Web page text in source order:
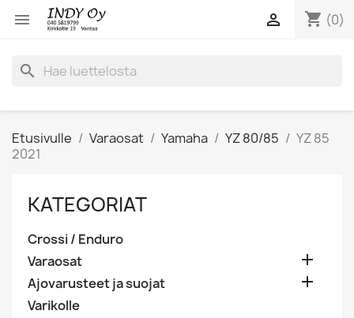
 shopping_cart (0)

search
Etusivulle Varaosat Yamaha YZ 80/85
YZ 85
2021
KATEGORIAT
Crossi / Enduro
Varaosat

Ajovarusteet ja suojat 
Varikolle